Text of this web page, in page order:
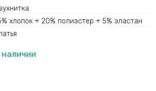
хлопок + 20% полиэстер + 5% эластан